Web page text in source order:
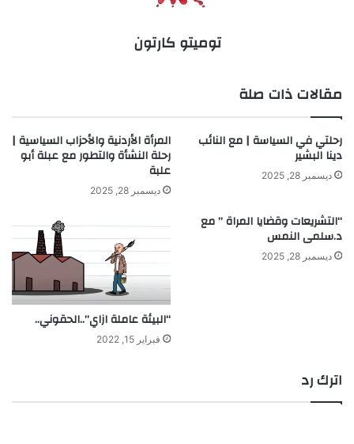
توميتو كارتون
مقالات ذات صلة
رحلتي في السياسة | مع النائب
دينا البشير
ديسمبر 28, 2025
المرأة الأردنية والأحزاب السياسية |
رحلة النشأة والتطور مع عبلة أبو
علبة
ديسمبر 28, 2025
“التشريعات وقضايا المراة ” مع
د.سلمى النمس
ديسمبر 28, 2025
“البيئة عاملة ازاي”..الحقوني..
فبراير 15, 2022
اترك رد